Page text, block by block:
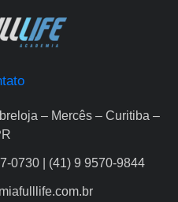
– Mercês – Curitiba –
0730 | (41) 9 9570-9844